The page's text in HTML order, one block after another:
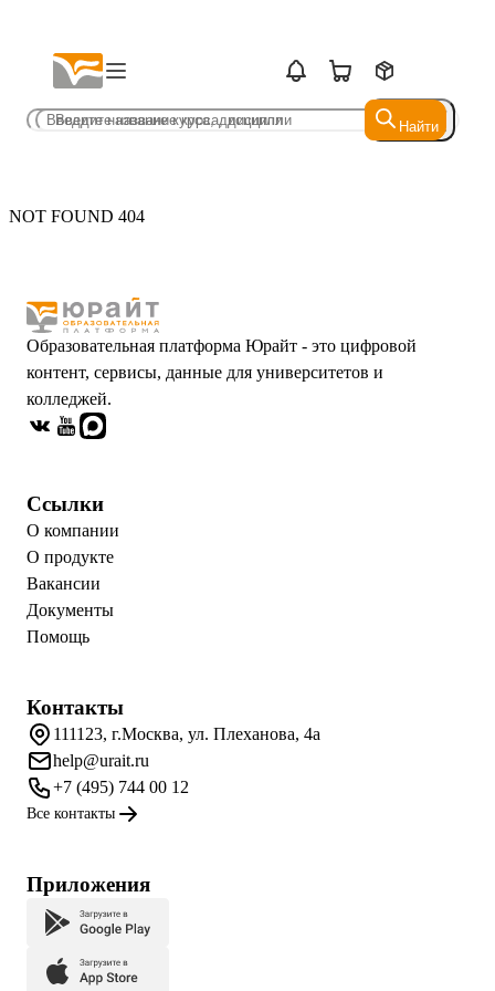
Найти
Найти
NOT FOUND 404
Образовательная платформа Юрайт - это цифровой
контент, сервисы, данные для университетов и
колледжей.
Ссылки
О компании
О продукте
Вакансии
Документы
Помощь
Контакты
111123, г.Москва, ул. Плеханова, 4а
help@urait.ru
+7 (495) 744 00 12
Все контакты
Приложения